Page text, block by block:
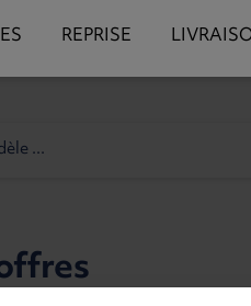
REPRISE